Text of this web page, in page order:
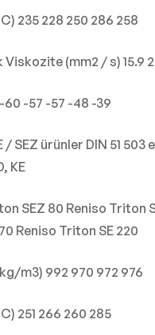
235 228 250 286 258
Viskozite (mm2 / s) 15.9
60 -57 -57 -48 -39
SEZ ürünler DIN 51 503
KE
SEZ 80 Reniso Triton
Reniso Triton SE 220
m3) 992 970 972 976
251 266 260 285